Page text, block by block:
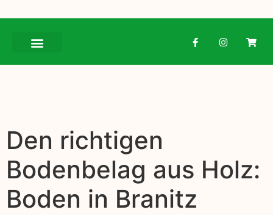
Den richtigen
Bodenbelag aus Holz:
Boden in Branitz